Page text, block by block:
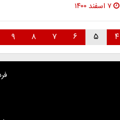
۷ اسفند ۱۴۰۰
۴ ۵ ۶ ۷ ۸ ۹